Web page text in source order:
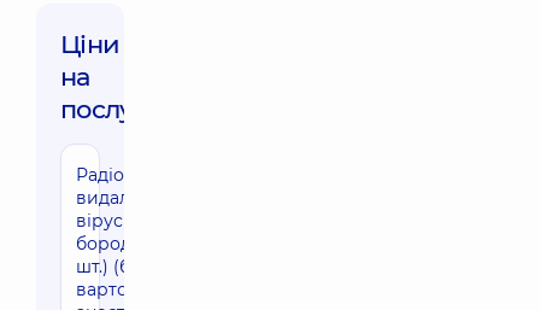
Ціни
на
послуги:
Радіохвильове
видалення
вірусної
бородавки (1
шт.) (без
вартості